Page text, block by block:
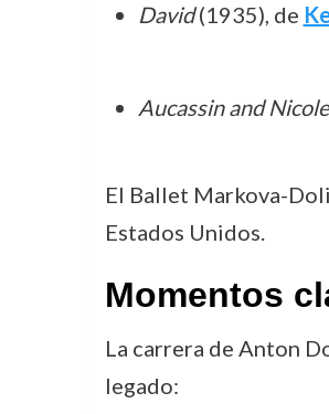
David(1935), de
Aucassin and
El Ballet Markova-
Estados Unidos.
Momentos
La carrera de Anton
legado: